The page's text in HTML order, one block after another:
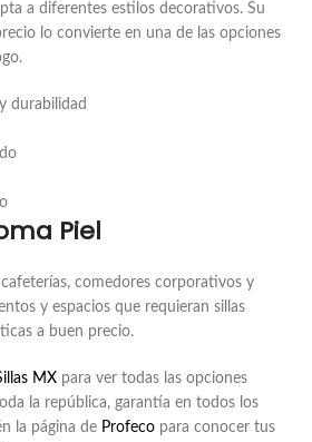
a diferentes estilos decorativos. Su
lo convierte en una de las opciones
durabilidad
Piel
comedores corporativos y
y espacios que requieran sillas
a buen precio.
MX para ver todas las opciones
la república, garantía en todos los
la página de Profeco para conocer tus